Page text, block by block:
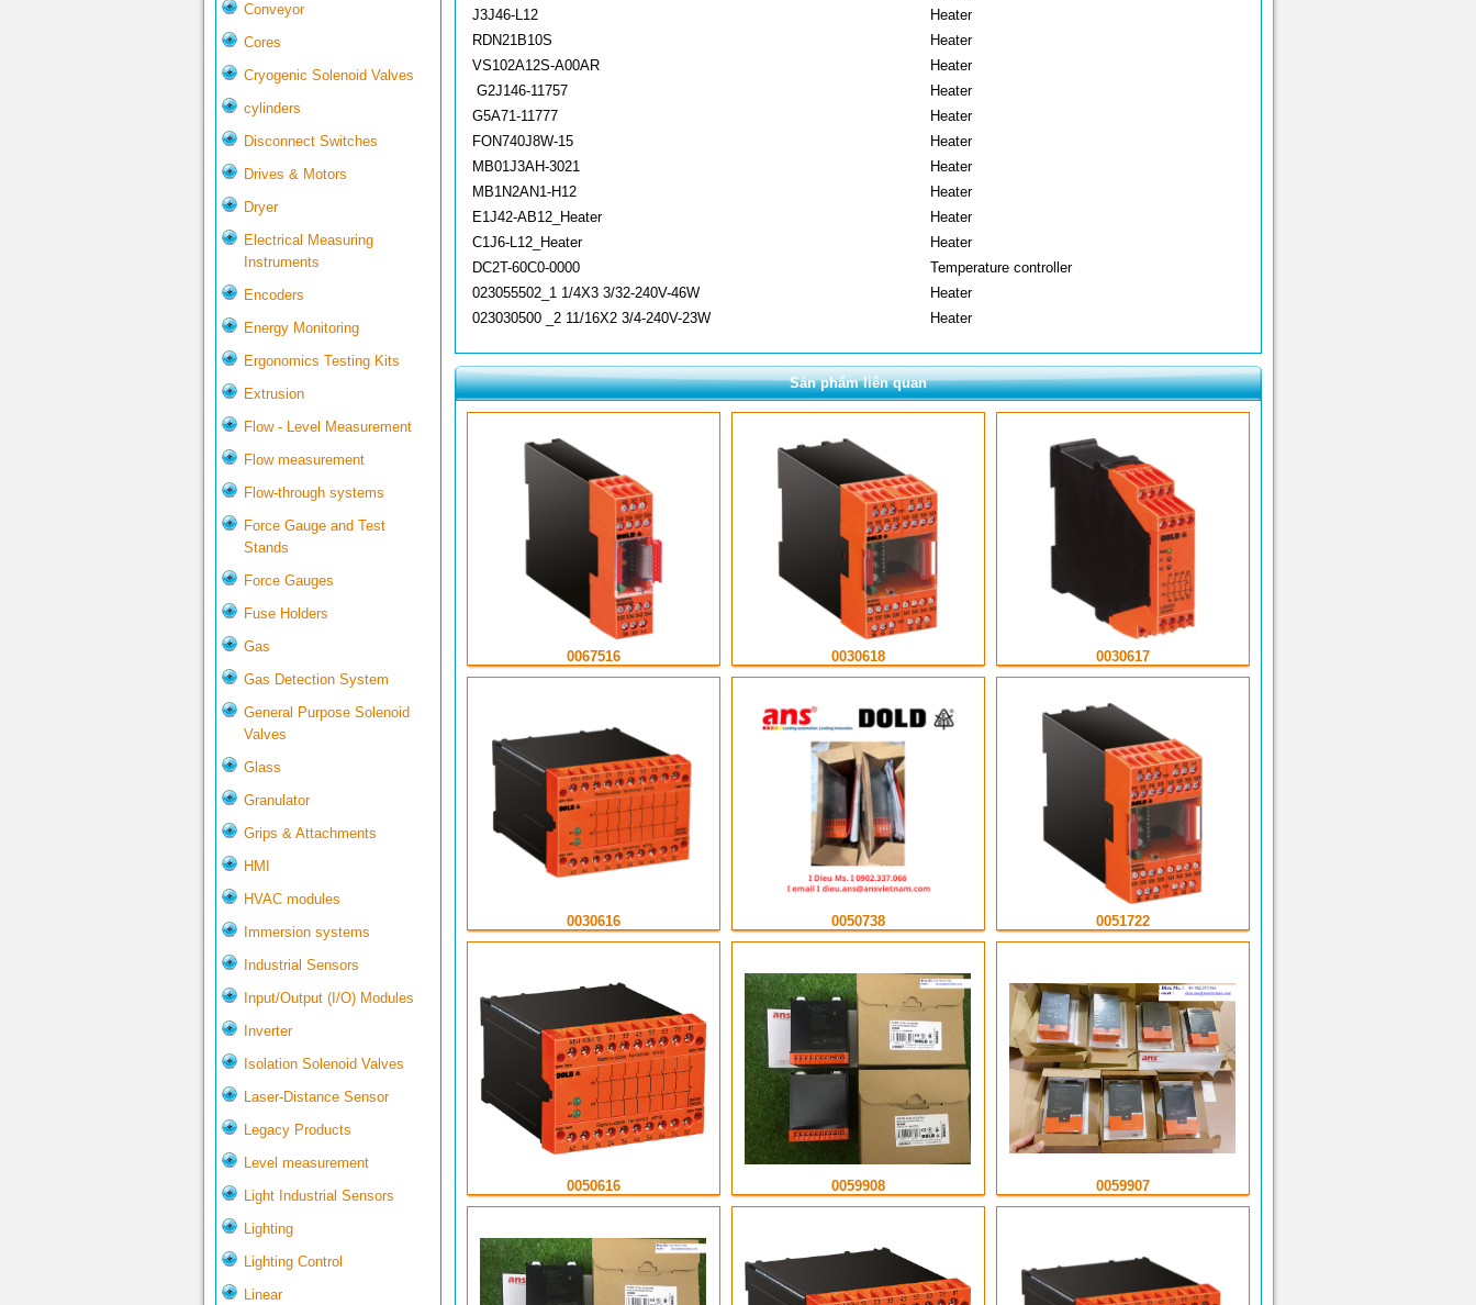
Conveyor
Cores
Cryogenic Solenoid Valves
cylinders
Disconnect Switches
Drives & Motors
Dryer
Electrical Measuring
Instruments
Encoders
Energy Monitoring
Ergonomics Testing Kits
Extrusion
Flow - Level Measurement
Flow measurement
Flow-through systems
Force Gauge and Test
Stands
Force Gauges
Fuse Holders
Gas
Gas Detection System
General Purpose Solenoid
Valves
Glass
Granulator
Grips & Attachments
HMI
HVAC modules
Immersion systems
Industrial Sensors
Input/Output (I/O) Modules
Inverter
Isolation Solenoid Valves
Laser-Distance Sensor
Legacy Products
Level measurement
Light Industrial Sensors
Lighting
Lighting Control
Linear
J3J46-L12
Heater
RDN21B10S
Heater
VS102A12S-A00AR
Heater
G2J146-11757
Heater
G5A71-11777
Heater
FON740J8W-15
Heater
MB01J3AH-3021
Heater
MB1N2AN1-H12
Heater
E1J42-AB12_Heater
Heater
C1J6-L12_Heater
Heater
DC2T-60C0-0000
Temperature controller
023055502_1 1/4X3 3/32-240V-46W
Heater
023030500 _2 11/16X2 3/4-240V-23W
Heater
Sản phẩm liên quan
0067516 0030618 0030617
0030616 0050738 0051722
0050616 0059908 0059907